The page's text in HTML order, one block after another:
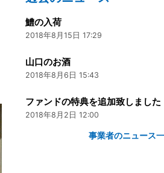
鱧の入荷
2018年8月15日 17:29
山口のお酒
2018年8月6日 15:43
ファンドの特典を追加致しました
2018年8月2日 12:00
事業者のニュース